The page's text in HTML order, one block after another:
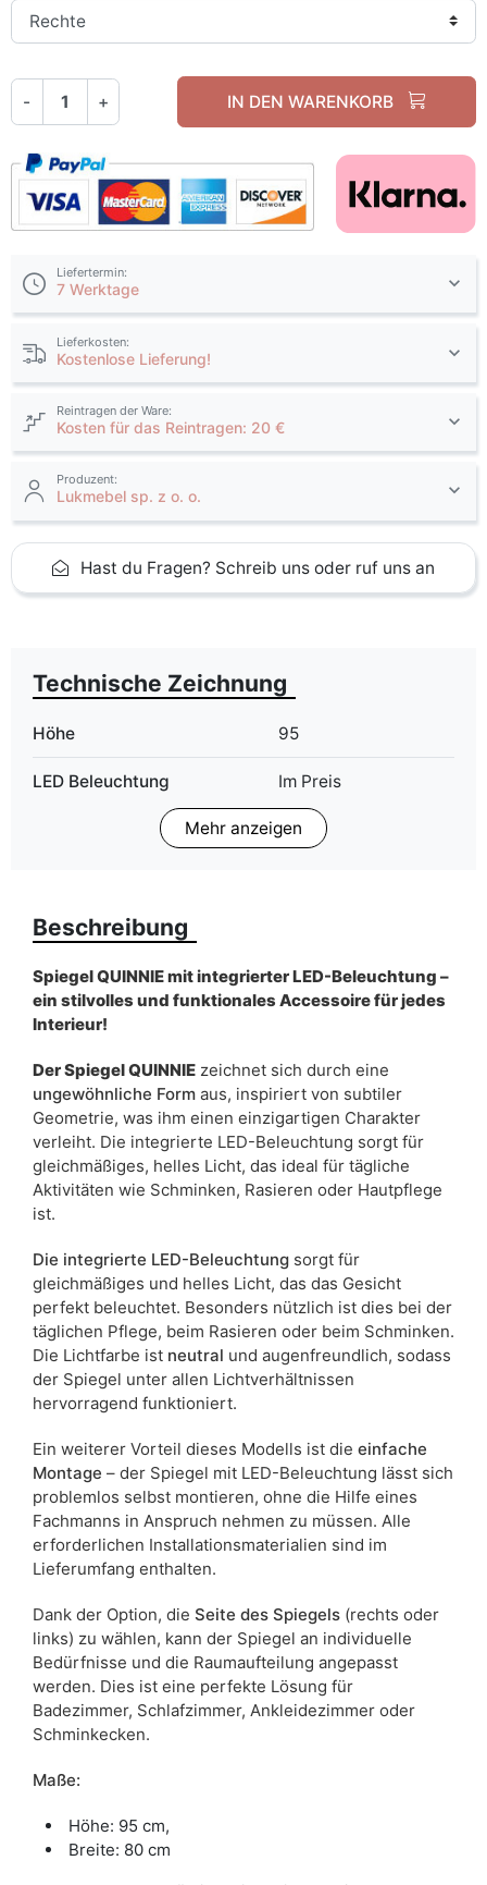
- + IN DEN WARENKORB
Liefertermin:
7 Werktage
Lieferkosten:
Kostenlose Lieferung!
Reintragen der Ware:
Kosten für das Reintragen: 20 €
Produzent:
Lukmebel sp. z o. o.
Hast du Fragen? Schreib uns oder ruf uns an
Technische Zeichnung
Höhe 95
LED Beleuchtung Im Preis
80
Liefertermin:
Materialeigenschaften sind Maßabweichungen von +/- 2–3 cm
möglich.
Mehr anzeigen
Beschreibung
Spiegel QUINNIE mit integrierter LED-Beleuchtung –
ein stilvolles und funktionales Accessoire für jedes
Interieur!
Der Spiegel QUINNIE zeichnet sich durch eine
ungewöhnliche Form aus, inspiriert von subtiler
Geometrie, was ihm einen einzigartigen Charakter
verleiht. Die integrierte LED-Beleuchtung sorgt für
gleichmäßiges, helles Licht, das ideal für tägliche
Aktivitäten wie Schminken, Rasieren oder Hautpflege
ist.
Die integrierte LED-Beleuchtung sorgt für
gleichmäßiges und helles Licht, das das Gesicht
perfekt beleuchtet. Besonders nützlich ist dies bei der
täglichen Pflege, beim Rasieren oder beim Schminken.
Die Lichtfarbe ist neutral und augenfreundlich, sodass
der Spiegel unter allen Lichtverhältnissen
hervorragend funktioniert.
Ein weiterer Vorteil dieses Modells ist die einfache
Montage – der Spiegel mit LED-Beleuchtung lässt sich
problemlos selbst montieren, ohne die Hilfe eines
Fachmanns in Anspruch nehmen zu müssen. Alle
erforderlichen Installationsmaterialien sind im
Lieferumfang enthalten.
Dank der Option, die Seite des Spiegels (rechts oder
links) zu wählen, kann der Spiegel an individuelle
Bedürfnisse und die Raumaufteilung angepasst
werden. Dies ist eine perfekte Lösung für
Badezimmer, Schlafzimmer, Ankleidezimmer oder
Schminkecken.
Maße:
Höhe: 95 cm,
Breite: 80 cm